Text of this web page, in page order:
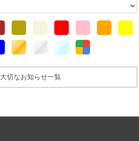
大切なお知らせ一覧